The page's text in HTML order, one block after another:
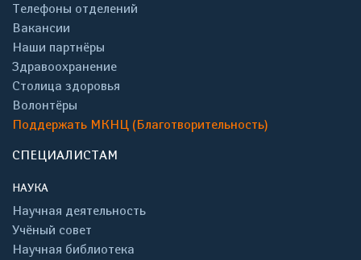
Телефоны отделений
Вакансии
Наши партнёры
Здравоохранение
Столица здоровья
Волонтёры
Поддержать МКНЦ (Благотворительность)
СПЕЦИАЛИСТАМ
НАУКА
Научная деятельность
Учёный совет
Научная библиотека